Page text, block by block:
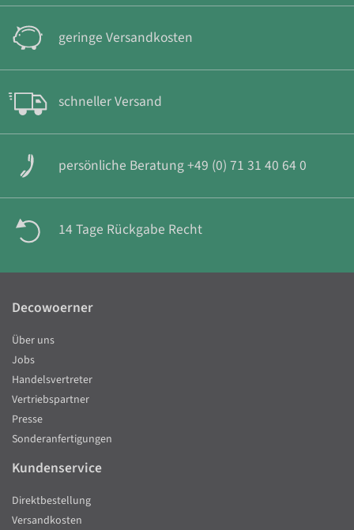
geringe Versandkosten
schneller Versand
persönliche Beratung +49 (0) 71 31 40 64 0
14 Tage Rückgabe Recht
Decowoerner
Über uns
Jobs
Handelsvertreter
Vertriebspartner
Presse
Sonderanfertigungen
Kundenservice
Direktbestellung
Versandkosten